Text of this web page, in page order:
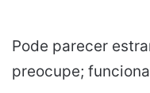
Pode parecer
preocupe;